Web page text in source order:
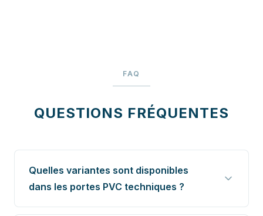
FAQ
QUESTIONS FRÉQUENTES
Quelles variantes sont disponibles
dans les portes PVC techniques ?